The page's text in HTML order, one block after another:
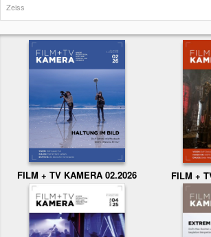
Zeiss
FILM + TV KAMERA 02.2026 FILM +